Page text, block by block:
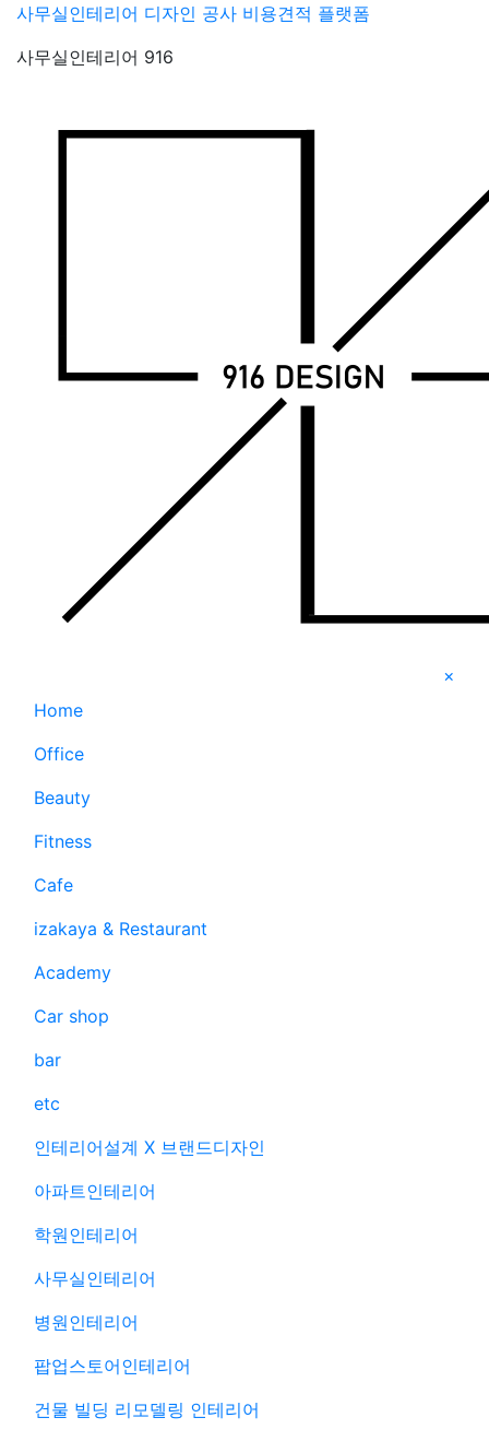
Skip
content
사무실인테리어 디자인 공사 비용견적 플랫폼
사무실인테리어 916
×
Home
Office
Beauty
Fitness
Cafe
izakaya & Restaurant
Academy
Car shop
bar
etc
인테리어설계 X 브랜드디자인
아파트인테리어
학원인테리어
사무실인테리어
병원인테리어
팝업스토어인테리어
건물 빌딩 리모델링 인테리어